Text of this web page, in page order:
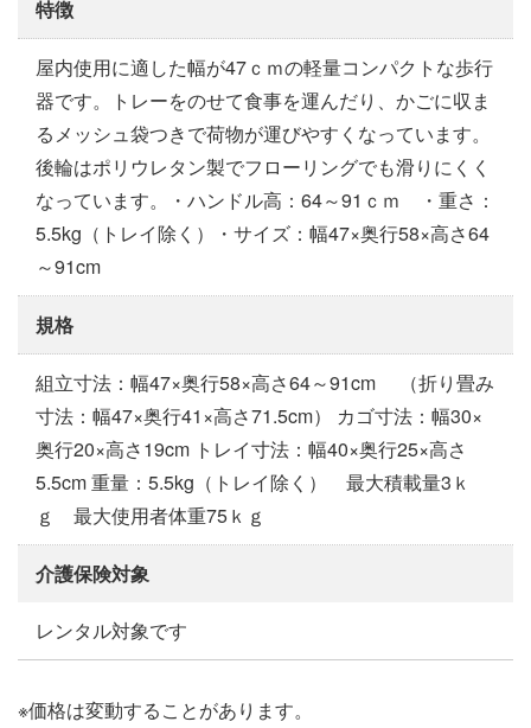
特徴
屋内使用に適した幅が47ｃｍの軽量コンパクトな歩行
器です。トレーをのせて食事を運んだり、かごに収ま
るメッシュ袋つきで荷物が運びやすくなっています。
後輪はポリウレタン製でフローリングでも滑りにくく
なっています。・ハンドル高：64～91ｃｍ ・重さ：
5.5kg（トレイ除く）・サイズ：幅47×奥行58×高さ64
～91cm
規格
組立寸法：幅47×奥行58×高さ64～91cm （折り畳み
寸法：幅47×奥行41×高さ71.5cm） カゴ寸法：幅30×
奥行20×高さ19cm トレイ寸法：幅40×奥行25×高さ
5.5cm 重量：5.5kg（トレイ除く） 最大積載量3ｋ
ｇ 最大使用者体重75ｋｇ
介護保険対象
レンタル対象です
※価格は変動することがあります。